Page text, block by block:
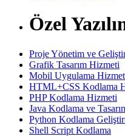
Özel
Proje Yönetim ve
Grafik Tasarım Hizmeti
Mobil Uygulama
HTML+CSS Kodlama
PHP Kodlama Hizmeti
Java Kodlama ve
Python Kodlama
Shell Script Kodlama